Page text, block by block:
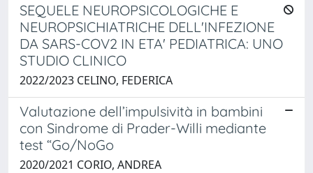
SEQUELE NEUROPSICOLOGICHE E
NEUROPSICHIATRICHE DELL'INFEZIONE
DA SARS-COV2 IN ETA' PEDIATRICA: UNO
STUDIO CLINICO
2022/2023 CELINO, FEDERICA
Valutazione dell’impulsività in bambini
con Sindrome di Prader-Willi mediante
test “Go/NoGo
2020/2021 CORIO, ANDREA